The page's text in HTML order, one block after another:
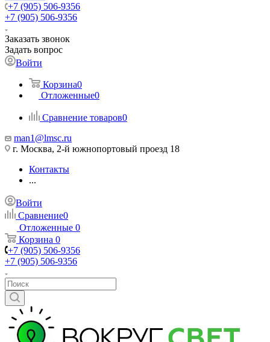
+7 (905) 506-9356
+7 (905) 506-9356
Заказать звонок
Задать вопрос
Войти
Корзина0
Отложенные0
Сравнение товаров0
man1@lmsc.ru
г. Москва, 2-й южнопортовый проезд 18
Контакты
...
Войти
Сравнение0
Отложенные 0
Корзина 0
+7 (905) 506-9356
+7 (905) 506-9356